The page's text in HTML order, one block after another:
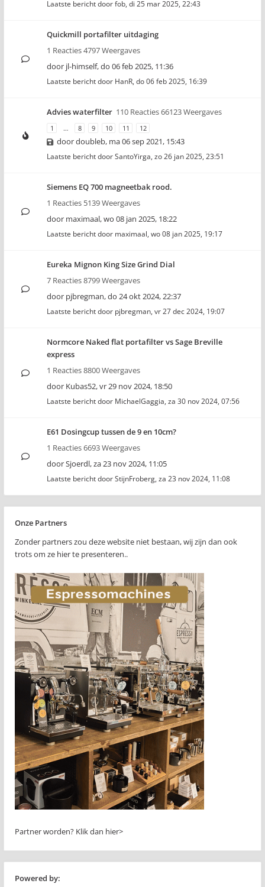
Laatste bericht doorfob, di 25 mar 2025, 22:43
Quickmill portafilter uitdaging
1 Reacties 4797 Weergaves
door jl-himself,do 06 feb 2025, 11:36
Laatste bericht door HanR, do 06 feb 2025, 16:39
Advies waterfilter 110 Reacties 66123 Weergaves
1 … 8 9 10 11 12
doordoubleb, ma 06 sep 2021, 15:43
Laatste bericht doorSantoYirga, zo 26 jan 2025, 23:51
Siemens EQ 700 magneetbak rood.
1 Reacties 5139 Weergaves
door maximaal,wo 08 jan 2025, 18:22
Laatste bericht door maximaal, wo 08 jan 2025, 19:17
Eureka Mignon King Size Grind Dial
7 Reacties 8799 Weergaves
door pjbregman,do 24 okt 2024, 22:37
Laatste bericht door pjbregman, vr 27 dec 2024, 19:07
Normcore Naked flat portafilter vs Sage Breville
express
1 Reacties 8800 Weergaves
door Kubas52,vr 29 nov 2024, 18:50
Laatste bericht door MichaelGaggia, za 30 nov 2024, 07:56
E61 Dosingcup tussen de 9 en 10cm?
1 Reacties 6693 Weergaves
doorSjoerdl,za 23 nov 2024, 11:05
Laatste bericht doorStijnFroberg, za 23 nov 2024, 11:08
Onze Partners
Zonder partners zou deze website niet bestaan, wij zijn dan ook
trots om ze hier te presenteren..
Partner worden? Klik dan hier>
Powered by: